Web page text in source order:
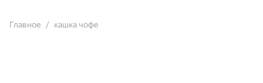
Главное кашка чофе